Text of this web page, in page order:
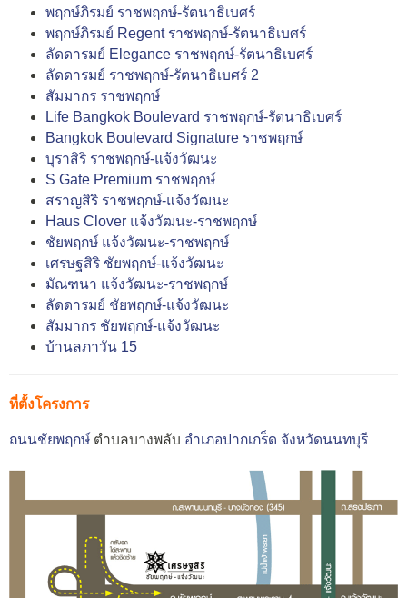
พฤกษ์ภิรมย์ ราชพฤกษ์-รัตนาธิเบศร์
พฤกษ์ภิรมย์ Regent ราชพฤกษ์-รัตนาธิเบศร์
ลัดดารมย์ Elegance ราชพฤกษ์-รัตนาธิเบศร์
ลัดดารมย์ ราชพฤกษ์-รัตนาธิเบศร์ 2
สัมมากร ราชพฤกษ์
Life Bangkok Boulevard ราชพฤกษ์-รัตนาธิเบศร์
Bangkok Boulevard Signature ราชพฤกษ์
บุราสิริ ราชพฤกษ์-แจ้งวัฒนะ
S Gate Premium ราชพฤกษ์
สราญสิริ ราชพฤกษ์-แจ้งวัฒนะ
Haus Clover แจ้งวัฒนะ-ราชพฤกษ์
ชัยพฤกษ์ แจ้งวัฒนะ-ราชพฤกษ์
เศรษฐสิริ ชัยพฤกษ์-แจ้งวัฒนะ
มัณฑนา แจ้งวัฒนะ-ราชพฤกษ์
ลัดดารมย์ ชัยพฤกษ์-แจ้งวัฒนะ
สัมมากร ชัยพฤกษ์-แจ้งวัฒนะ
บ้านลภาวัน 15
ที่ตั้งโครงการ
ถนนชัยพฤกษ์ ตำบลบางพลับ อำเภอปากเกร็ด จังหวัดนนทบุรี